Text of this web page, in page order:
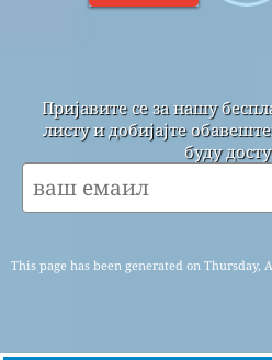
Пријавите се за нашу
листу и добијајте
буду
This page has been generated on Thursday,